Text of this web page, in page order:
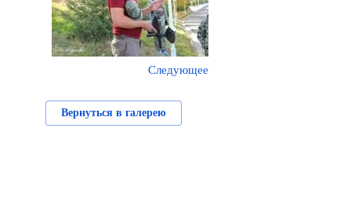
Следующее
Вернуться в галерею